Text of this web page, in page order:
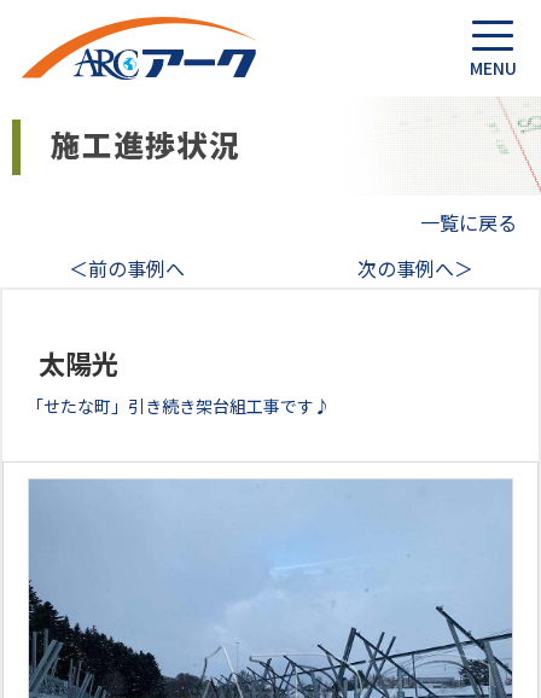
一覧に戻る
＜前の事例へ
次の事例へ＞
太陽光
「せたな町」引き続き架台組工事です♪